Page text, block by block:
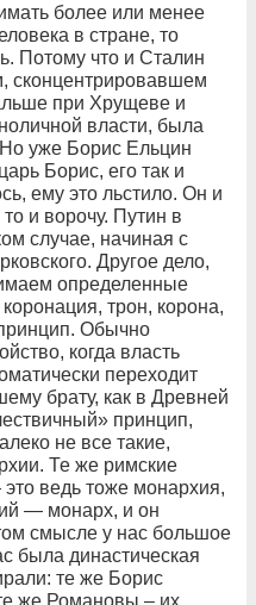
более или менее
в стране, то
Потому что и Сталин
сконцентрировавшем
при Хрущеве и
власти, была
Но уже Борис Ельцин
Борис, его так и
ему это льстило. Он и
и ворочу. Путин в
случае, начиная с
Другое дело,
определенные
трон, корона,
Обычно
когда власть
переходит
брату, как в Древней
принцип,
не все такие,
Те же римские
ведь тоже монархия,
— монарх, и он
смысле у нас большое
была династическая
те же Борис
же Романовы – их